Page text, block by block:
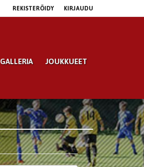
REKISTERÖIDY KIRJAUDU
GALLERIA JOUKKUEET